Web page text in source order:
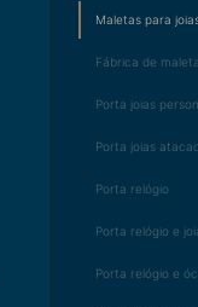
Maletas para
Fábrica de
Porta joias
Porta joias
Porta relógio
Porta relógio e
Porta relógio e